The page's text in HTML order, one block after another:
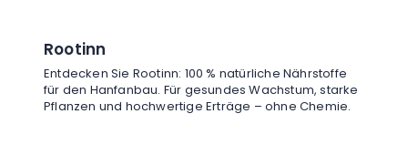
Rootinn
Entdecken Sie Rootinn: 100 % natürliche Nährstoffe
für den Hanfanbau. Für gesundes Wachstum, starke
Pflanzen und hochwertige Erträge – ohne Chemie.